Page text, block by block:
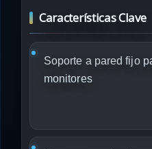
Características Clave
Soporte a pared fijo
monitores